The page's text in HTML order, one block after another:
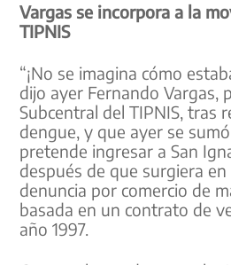
Vargas se incorpora a la
TIPNIS
“¡No se imagina cómo
dijo ayer Fernando Vargas,
Subcentral del TIPNIS, tras
dengue, y que ayer se
pretende ingresar a San
después de que surgiera
denuncia por comercio de
basada en un contrato de
año 1997.